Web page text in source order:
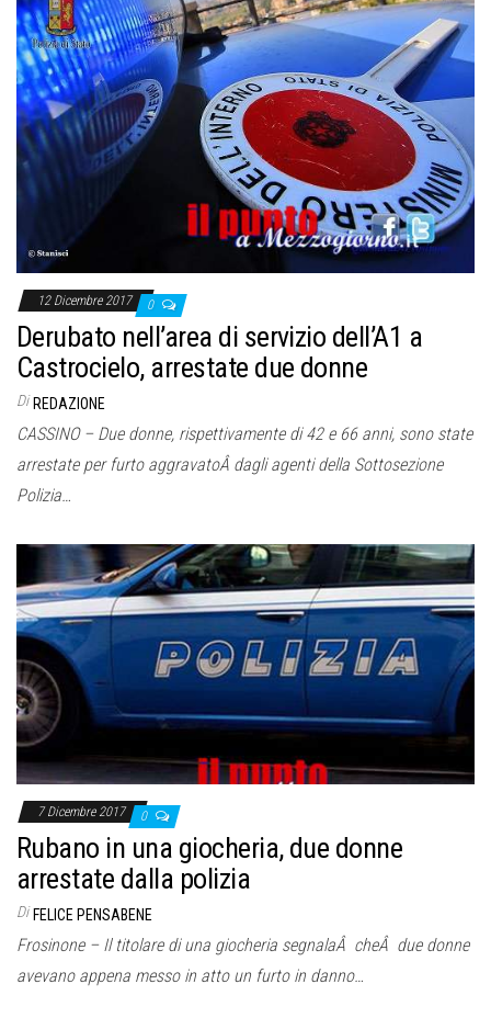
12 Dicembre 2017 0
Derubato nell’area di servizio dell’A1 a
Castrocielo, arrestate due donne
Di REDAZIONE
CASSINO – Due donne, rispettivamente di 42 e 66 anni, sono state
arrestate per furto aggravatoÂ dagli agenti della Sottosezione
Polizia…
7 Dicembre 2017 0
Rubano in una giocheria, due donne
arrestate dalla polizia
Di FELICE PENSABENE
Frosinone – Il titolare di una giocheria segnalaÂ cheÂ due donne
avevano appena messo in atto un furto in danno…